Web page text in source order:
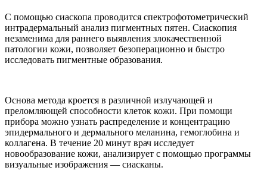
С помощью сиаскопа проводится спектрофотометрический
интрадермальный анализ пигментных пятен. Сиаскопия
незаменима для раннего выявления злокачественной
патологии кожи, позволяет безоперационно и быстро
исследовать пигментные образования.
Основа метода кроется в различной излучающей и
преломляющей способности клеток кожи. При помощи
прибора можно узнать распределение и концентрацию
эпидермального и дермального меланина, гемоглобина и
коллагена. В течение 20 минут врач исследует
новообразование кожи, анализирует с помощью программы
визуальные изображения — сиасканы.